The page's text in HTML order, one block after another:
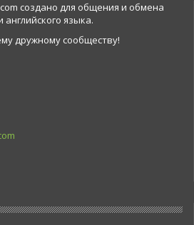
создано для общения и обмена
языка.
дружному сообществу!